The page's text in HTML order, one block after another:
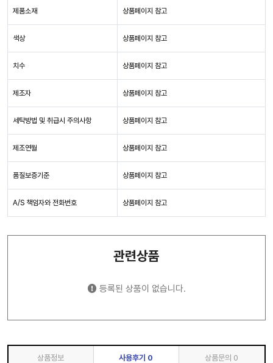
제품소재 상품페이지 참고
색상 상품페이지 참고
치수 상품페이지 참고
제조자 상품페이지 참고
세탁방법 및 취급시 주의사항 상품페이지 참고
제조연월 상품페이지 참고
품질보증기준 상품페이지 참고
A/S 책임자와 전화번호 상품페이지 참고
관련상품
등록된 상품이 없습니다.
상품정보 사용후기 0 상품문의 0